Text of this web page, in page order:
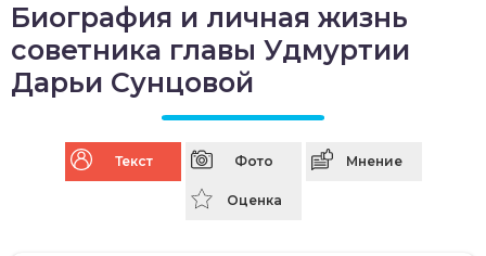
Биография и личная жизнь
cоветника главы Удмуртии
Дарьи Сунцовой
Текст Фото Мнение
Оценка